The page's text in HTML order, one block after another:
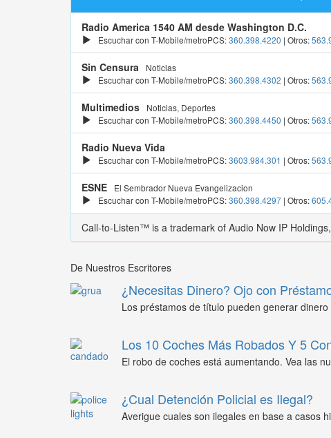
Radio America 1540 AM desde Washington D.C.
Escuchar con T-Mobile/metroPCS:360.398.4220 | Otros:
Sin Censura
Noticias
Escuchar con T-Mobile/metroPCS:360.398.4302 | Otros:
Multimedios
Noticias, Deportes
Escuchar con T-Mobile/metroPCS:360.398.4450 | Otros:
Radio Nueva Vida
Escuchar con T-Mobile/metroPCS:3603.984.301 | Otros:
ESNE
El Sembrador Nueva Evangelizacion
Escuchar con T-Mobile/metroPCS:360.398.4297 | Otros:
Call-to-Listen™ is a trademark of Audio Now IP
De Nuestros Escritores
¿Necesitas Dinero? Ojo con
Los préstamos de título pueden generar
Los 10 Coches Más Robados Y 5
El robo de coches está aumentando. Vea las
¿Cual Detención Policial es Ilegal?
Averigue cuales son ilegales en base a casos